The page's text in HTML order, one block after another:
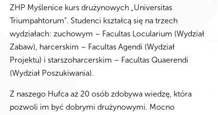
ZHP Myślenice kurs drużynowych „Universitas
Triumpahtorum”. Studenci kształcą się na trzech
wydziałach: zuchowym – Facultas Locularium (Wydział
Zabaw), harcerskim – Facultas Agendi (Wydział
Projektu) i starszoharcerskim – Facultas Quaerendi
(Wydział Poszukiwania).
Z naszego Hufca aż 20 osób zdobywa wiedzę, która
pozwoli im być dobrymi drużynowymi. Mocno